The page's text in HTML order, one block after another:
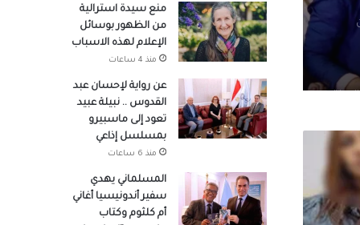
منع سيدة استرالية
من الظهور بوسائل
الإعلام لهذه الاسباب
منذ 4 ساعات
عن رواية لإحسان عبد
القدوس .. نبيلة عبيد
تعود إلى ماسبيرو
بمسلسل إذاعي
منذ 6 ساعات
المسلماني يهدي
سفير أندونيسيا أغاني
أم كلثوم وكتاب